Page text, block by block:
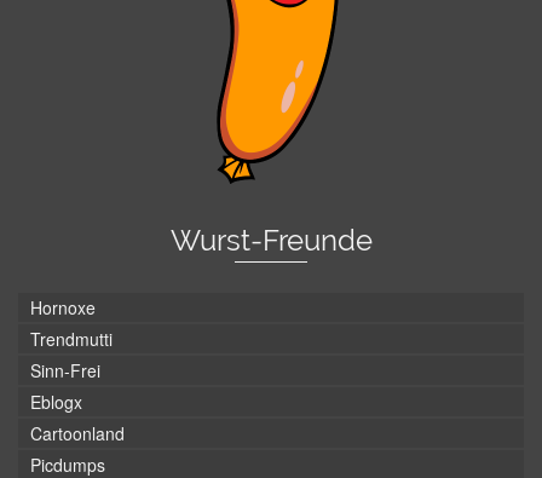
Wurst-Freunde
Hornoxe
Trendmutti
Sinn-Frei
Eblogx
Cartoonland
Picdumps